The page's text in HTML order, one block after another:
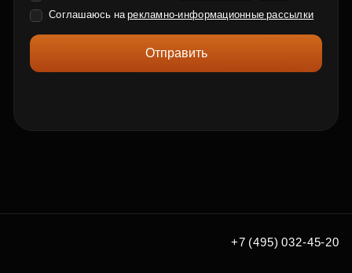
Соглашаюсь нарекламно-информационные рассылки
Отправить
+7 (495) 032-45-20